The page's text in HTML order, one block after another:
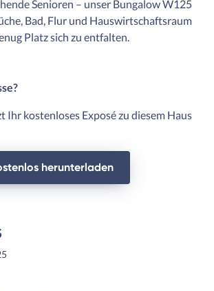
Senioren – unser Bungalow W125
Bad, Flur und Hauswirtschaftsraum
Platz sich zu entfalten.
Ihr kostenloses Exposé zu diesem Haus
herunterladen